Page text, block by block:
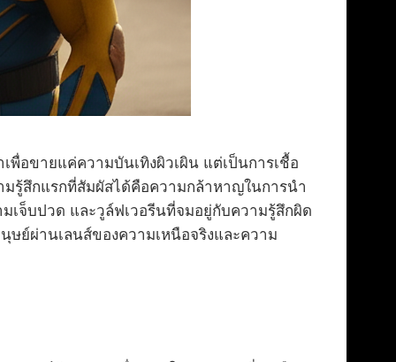
อขายแค่ความบันเทิงผิวเผิน แต่เป็นการเชื้อ
มรู้สึกแรกที่สัมผัสได้คือความกล้าหาญในการนำ
เจ็บปวด และวูล์ฟเวอรีนที่จมอยู่กับความรู้สึกผิด
ย์ผ่านเลนส์ของความเหนือจริงและความ